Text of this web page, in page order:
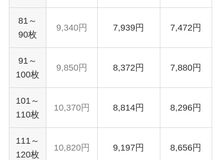
81～
90枚
9,340円 7,939円 7,472円
91～
100枚
9,850円 8,372円 7,880円
101～
110枚
10,370円 8,814円 8,296円
111～
120枚
10,820円 9,197円 8,656円